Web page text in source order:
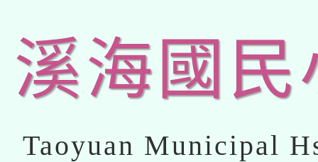
溪海國民
Taoyuan Municipal